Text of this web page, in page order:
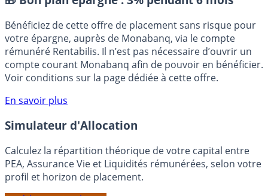
🎁 Bon plan épargne : 3% pendant 6 mois
Bénéficiez de cette offre de placement sans risque pour
votre épargne, auprès de Monabanq, via le compte
rémunéré Rentabilis. Il n’est pas nécessaire d’ouvrir un
compte courant Monabanq afin de pouvoir en bénéficier.
Voir conditions sur la page dédiée à cette offre.
En savoir plus
Simulateur d'Allocation
Calculez la répartition théorique de votre capital entre
PEA, Assurance Vie et Liquidités rémunérées, selon votre